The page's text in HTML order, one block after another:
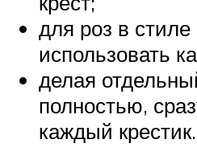
для роз в
использовать
делая
полностью,
каждый крестик.